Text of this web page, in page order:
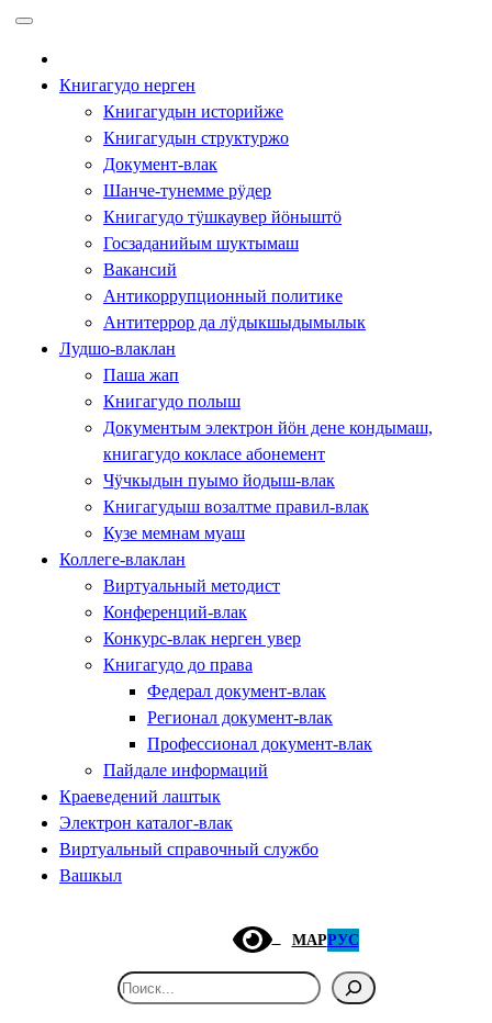
содержимому
Книгагудо нерген
Книгагудын историйже
Книгагудын структуржо
Документ-влак
Шанче-тунемме рӱдер
Книгагудо тӱшкаувер йӧныштӧ
Госзаданийым шуктымаш
Вакансий
Антикоррупционный политике
Антитеррор да лӱдыкшыдымылык
Лудшо-влаклан
Паша жап
Книгагудо полыш
Документым электрон йӧн дене кондымаш,
книгагудо кокласе абонемент
Чӱчкыдын пуымо йодыш-влак
Книгагудыш возалтме правил-влак
Кузе мемнам муаш
Коллеге-влаклан
Виртуальный методист
Конференций-влак
Конкурс-влак нерген увер
Книгагудо до права
Федерал документ-влак
Регионал документ-влак
Профессионал документ-влак
Пайдале информаций
Краеведений лаштык
Электрон каталог-влак
Виртуальный справочный службо
Вашкыл
МАРРУС
Поиск